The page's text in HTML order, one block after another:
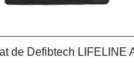
de Defibtech LIFELINE